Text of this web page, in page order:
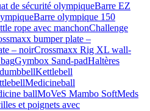
de sécurité olympiqueBarre EZ
Barre olympique 150
rope avec manchonChallenge
bumper plate –
– noirCrossmaxx Rig XL wall-
Gymbox Sand-padHaltères
Kettlebell
Medicineball
ballMoVeS Mambo SoftMeds
et poignets avec